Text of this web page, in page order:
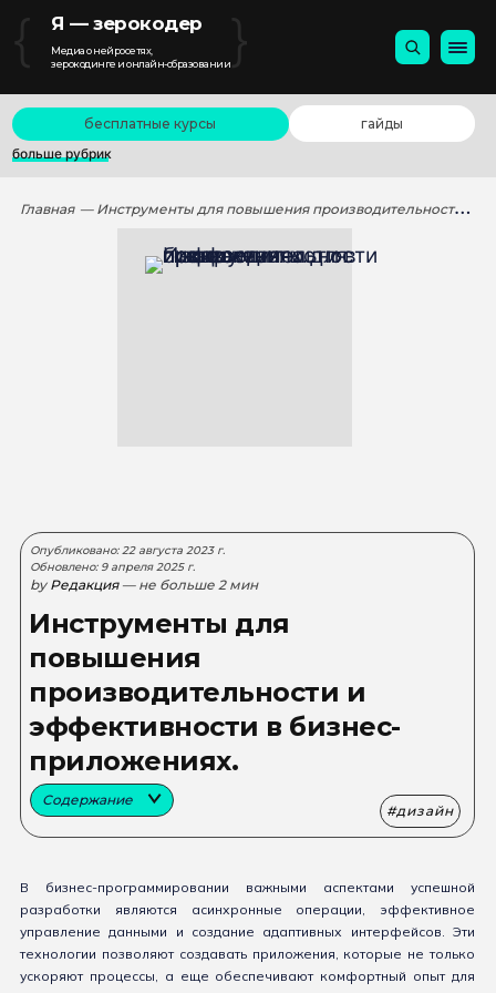
{ Я — зерокодер
Медиа о нейросетях,
зерокодинге и онлайн-образовании}
бесплатные курсы
гайды
больше рубрик
Главная — Инструменты для повышения производительности и эффективности в бизнес-приложениях.
Опубликовано: 22 августа 2023 г.
Обновлено: 9 апреля 2025 г.
by Редакция — не больше 2 мин
Инструменты для
повышения
производительности и
эффективности в бизнес-
приложениях.
Содержание
дизайн
В бизнес-программировании важными аспектами успешной
разработки являются асинхронные операции, эффективное
управление данными и создание адаптивных интерфейсов. Эти
технологии позволяют создавать приложения, которые не только
ускоряют процессы, а еще обеспечивают комфортный опыт для